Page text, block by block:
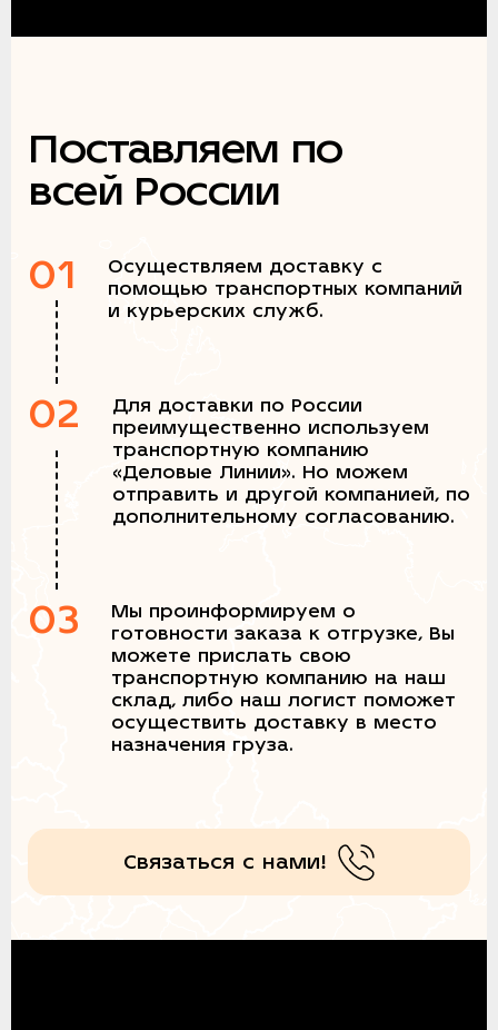
Поставляем по
всей России
01
Осуществляем доставку с
помощью транспортных компаний
и курьерских служб.
02
Для доставки по России
преимущественно используем
транспортную компанию
«Деловые Линии». Но можем
отправить и другой компанией, по
дополнительному согласованию.
03
Мы проинформируем о
готовности заказа к отгрузке, Вы
можете прислать свою
транспортную компанию на наш
склад, либо наш логист поможет
осуществить доставку в место
назначения груза.
Связаться с нами!